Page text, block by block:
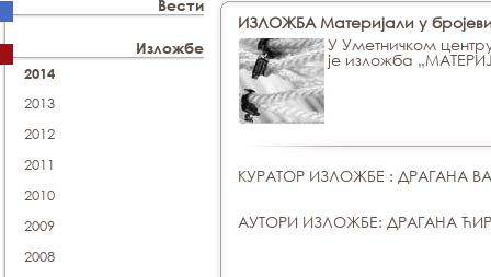
Вести
Изложбе
2014
2013
2012
2011
2010
2009
2008
ИЗЛОЖБА Материјали у
У Уметничком
је изложба
КУРАТОР ИЗЛОЖБЕ : ДРАГАНА
АУТОРИ ИЗЛОЖБЕ: ДРАГАНА